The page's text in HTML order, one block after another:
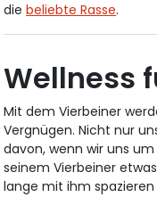
diebeliebte Rasse.
Wellness
Mit dem Vierbeiner
Vergnügen. Nicht nur
davon, wenn wir uns
seinem Vierbeiner
lange mit ihm